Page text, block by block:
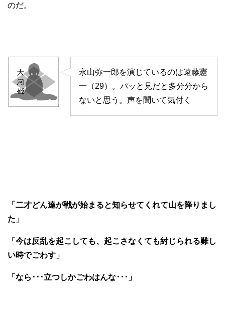
のだ。
永山弥一郎を演じているのは遠藤憲
一（29）。パッと見だと多分分から
ないと思う。声を聞いて気付く
「二才どん達が戦が始まると知らせてくれて山を降りまし
た」
「今は反乱を起こしても、起こさなくても紂じられる難し
い時でごわす」
「なら･･･立つしかごわはんな･･･」